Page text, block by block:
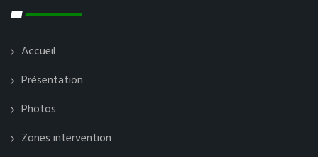
Accueil
Présentation
Photos
Zones intervention